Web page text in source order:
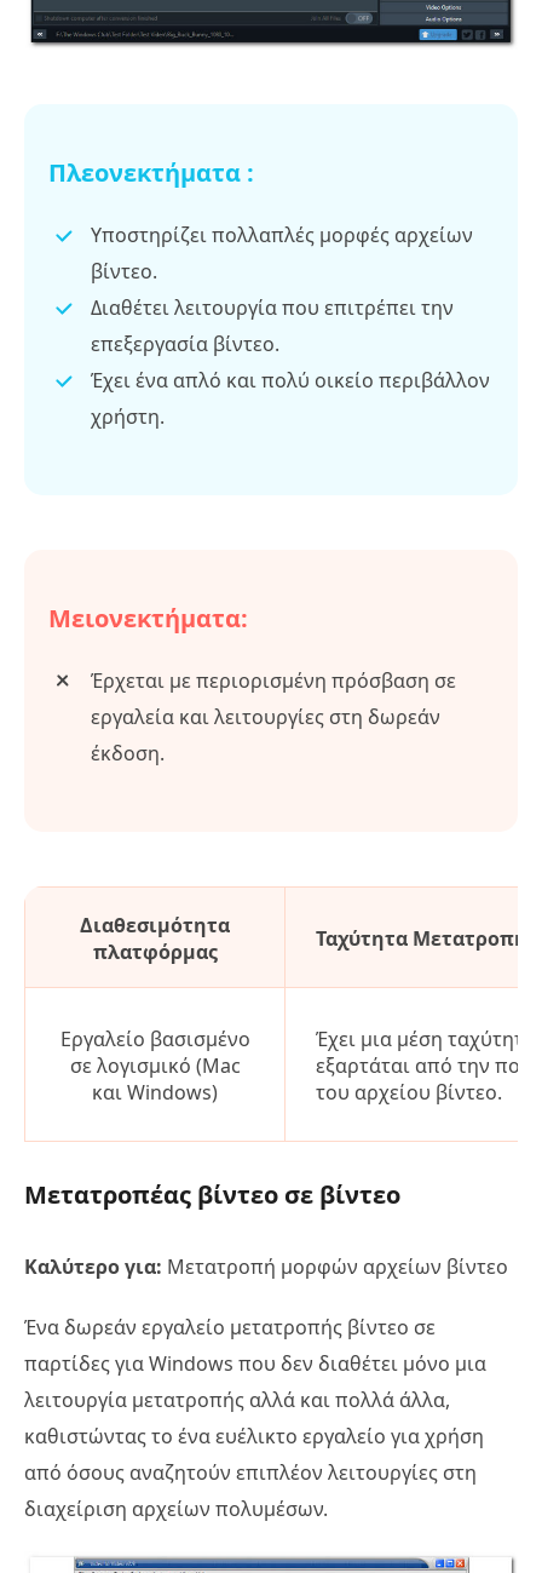
Πλεονεκτήματα :
Υποστηρίζει πολλαπλές μορφές αρχείων
βίντεο.
Διαθέτει λειτουργία που επιτρέπει την
επεξεργασία βίντεο.
Έχει ένα απλό και πολύ οικείο περιβάλλον
χρήστη.
Μειονεκτήματα:
Έρχεται με περιορισμένη πρόσβαση σε
εργαλεία και λειτουργίες στη δωρεάν
έκδοση.
Διαθεσιμότητα
πλατφόρμας
Ταχύτητα Μετατροπής
Εργαλείο βασισμένο
σε λογισμικό (Mac
και Windows)
Έχει μια μέση
εξαρτάται από την
του αρχείου βίντεο.
Μετατροπέας βίντεο σε βίντεο
Καλύτερο για: Μετατροπή μορφών αρχείων βίντεο
Ένα δωρεάν εργαλείο μετατροπής βίντεο σε
παρτίδες για Windows που δεν διαθέτει μόνο μια
λειτουργία μετατροπής αλλά και πολλά άλλα,
καθιστώντας το ένα ευέλικτο εργαλείο για χρήση
από όσους αναζητούν επιπλέον λειτουργίες στη
διαχείριση αρχείων πολυμέσων.